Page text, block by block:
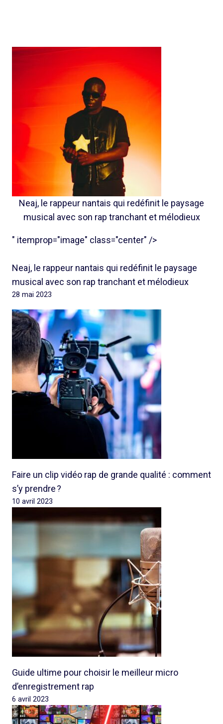
Neaj, le rappeur nantais qui redéfinit le paysage
musical avec son rap tranchant et mélodieux
" itemprop="image" class="center" />
Neaj, le rappeur nantais qui redéfinit le paysage
musical avec son rap tranchant et mélodieux
28 mai 2023
Faire un clip vidéo rap de grande qualité : comment
s’y prendre ?
10 avril 2023
Guide ultime pour choisir le meilleur micro
d’enregistrement rap
6 avril 2023